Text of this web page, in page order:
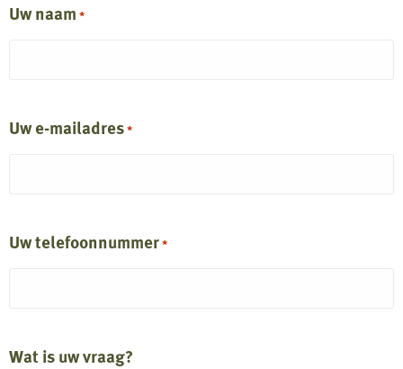
Uw naam *
Uw e-mailadres*
Uw telefoonnummer*
Wat is uw vraag?